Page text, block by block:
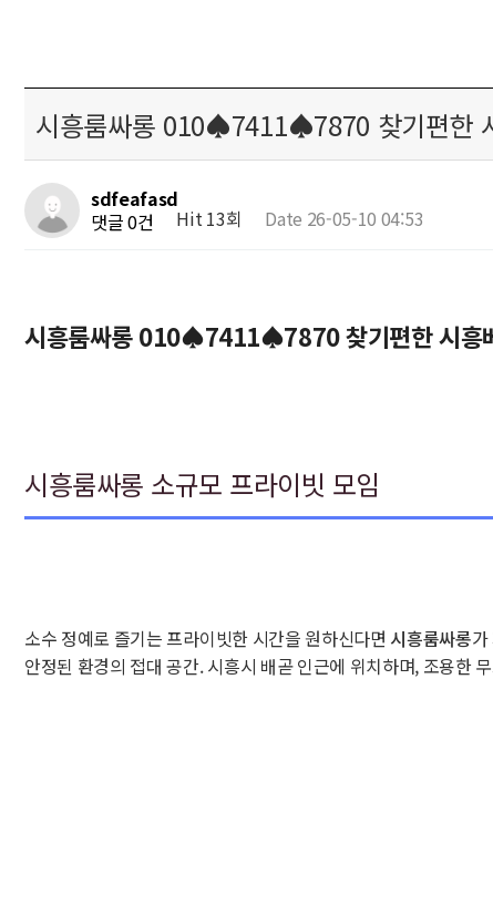
시흥룸싸롱 010♠7411♠7870 찾기편한
sdfeafasd
댓글 0건
Hit 13회 Date 26-05-10 04:53
시흥룸싸롱 010♠7411♠7870 찾기편한 시흥
시흥룸싸롱 소규모 프라이빗 모임
소수 정예로 즐기는 프라이빗한 시간을 원하신다면 시흥룸싸롱
안정된 환경의 접대 공간. 시흥시 배곧 인근에 위치하며, 조용한